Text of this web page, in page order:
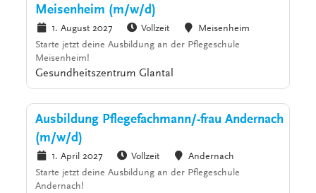
Meisenheim (m/w/d)
1. August 2027 Vollzeit
Meisenheim
Starte jetzt deine Ausbildung an der Pflegeschule
Meisenheim!
Gesundheitszentrum Glantal
Ausbildung Pflegefachmann/-frau Andernach
(m/w/d)
1. April 2027 Vollzeit
Andernach
Starte jetzt deine Ausbildung an der Pflegeschule
Andernach!